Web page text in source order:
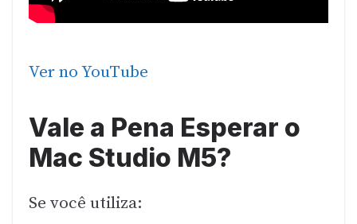
Ver no YouTube
Vale a Pena Esperar o
Mac Studio M5?
Se você utiliza: